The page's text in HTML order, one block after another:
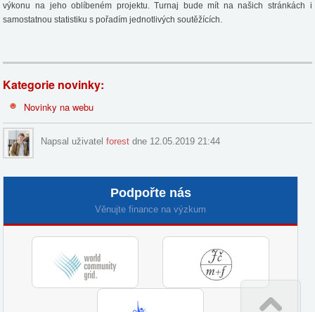
výkonu na jeho oblíbeném projektu. Turnaj bude mít na našich stránkách i
samostatnou statistiku s pořadím jednotlivých soutěžících.
Kategorie novinky:
Novinky na webu
Napsal uživatelforest dne 12.05.2019 21:44
Podpořte nás
Věnujte finance na výzkum